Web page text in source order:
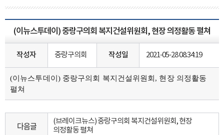
(이뉴스투데이) 중랑구의회 복지건설위원회, 현장 의정활동 펼쳐
작성자 중랑구의회 작성일 2021-05-28 08:34:19
(이뉴스투데이) 중랑구의회 복지건설위원회, 현장 의정활동
펼쳐
다음글
(브레이크뉴스) 중랑구의회 복지건설위원회, 현장
의정활동 펼쳐